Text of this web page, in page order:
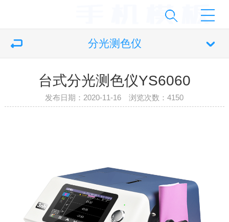
分光测色仪
台式分光测色仪YS6060
发布日期：2020-11-16 浏览次数：4150